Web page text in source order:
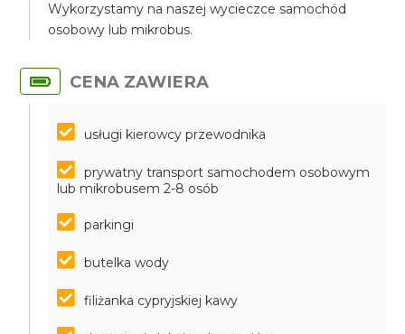
Wykorzystamy na naszej wycieczce samochód
osobowy lub mikrobus.
CENA ZAWIERA
usługi kierowcy przewodnika
prywatny transport samochodem osobowym
lub mikrobusem 2-8 osób
parkingi
butelka wody
filiżanka cypryjskiej kawy